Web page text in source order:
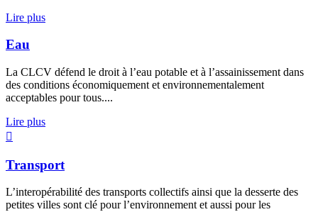
Lire plus
Eau
La CLCV défend le droit à l’eau potable et à l’assainissement dans
des conditions économiquement et environnementalement
acceptables pour tous....
Lire plus
Transport
L’interopérabilité des transports collectifs ainsi que la desserte des
petites villes sont clé pour l’environnement et aussi pour les